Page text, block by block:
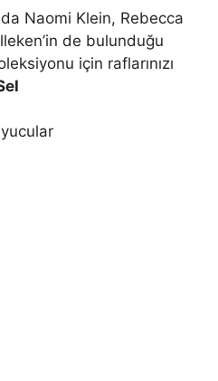
Naomi Klein, Rebecca
de bulunduğu
için raflarınızı